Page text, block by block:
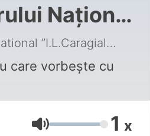
Național
un
care
cu tine
Teatrul National ”I.L.Caragiale” Bucuresti
care vorbește cu
Volym 1 x